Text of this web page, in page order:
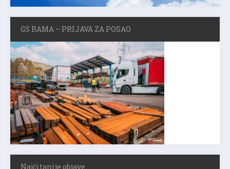
GS RAMA – PRIJAVA ZA POSAO
Najčitanije objave